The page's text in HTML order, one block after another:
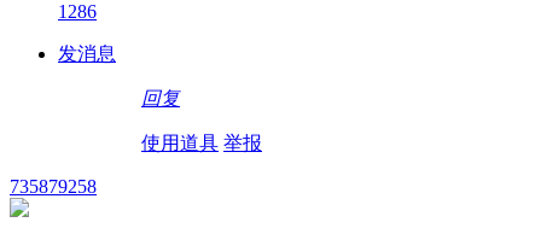
1286
发消息
回复
使用道具 举报
735879258